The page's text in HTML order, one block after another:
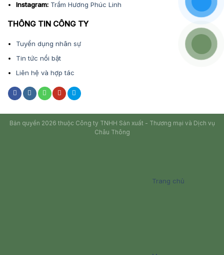
Instagram: Trầm Hương Phúc Linh
THÔNG TIN CÔNG TY
Tuyển dụng nhân sự
Tin tức nổi bật
Liên hệ và hợp tác
Bản quyền 2026 thuộc Công ty TNHH Sản xuất - Thương mại và Dịch vụ
Châu Thông
Trang chủ